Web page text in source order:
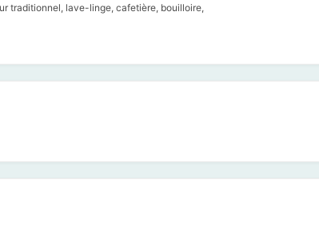
traditionnel, lave-linge, cafetière, bouilloire,